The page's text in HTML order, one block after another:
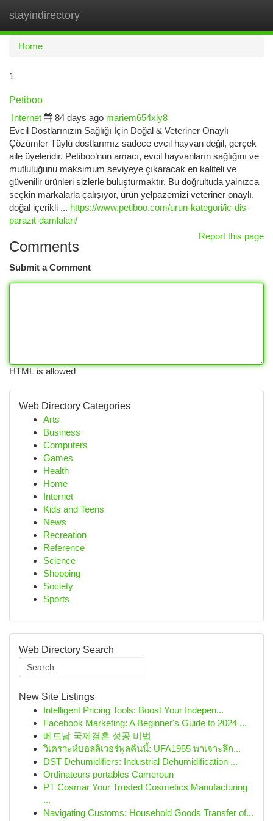
stayindirectory
Home
1
Petiboo
Internet
84 days ago mariem654xly8
Evcil Dostlarınızın Sağlığı İçin Doğal & Veteriner Onaylı
Çözümler Tüylü dostlarımız sadece evcil hayvan değil, gerçek
aile üyeleridir. Petiboo’nun amacı, evcil hayvanların sağlığını ve
mutluluğunu maksimum seviyeye çıkaracak en kaliteli ve
güvenilir ürünleri sizlerle buluşturmaktır. Bu doğrultuda yalnızca
seçkin markalarla çalışıyor, ürün yelpazemizi veteriner onaylı,
doğal içerikli ... https://www.petiboo.com/urun-kategori/ic-dis-
parazit-damlalari/
Report this page
Comments
Submit a Comment
HTML is allowed
Web Directory Categories
Arts
Business
Computers
Games
Health
Home
Internet
Kids and Teens
News
Recreation
Reference
Science
Shopping
Society
Sports
Web Directory Search
New Site Listings
Intelligent Pricing Tools: Boost Your Indepen...
Facebook Marketing: A Beginner's Guide to 2024 ...
베트남 국제결혼 성공 비법
วิเคราะห์บอลลิเวอร์พูลคืนนี้: UFA1955 พาเจาะลึก...
DST Dehumidifiers: Industrial Dehumidification ...
Ordinateurs portables Cameroun
PT Cosmar Your Trusted Cosmetics Manufacturing
...
Navigating Customs: Household Goods Transfer of...